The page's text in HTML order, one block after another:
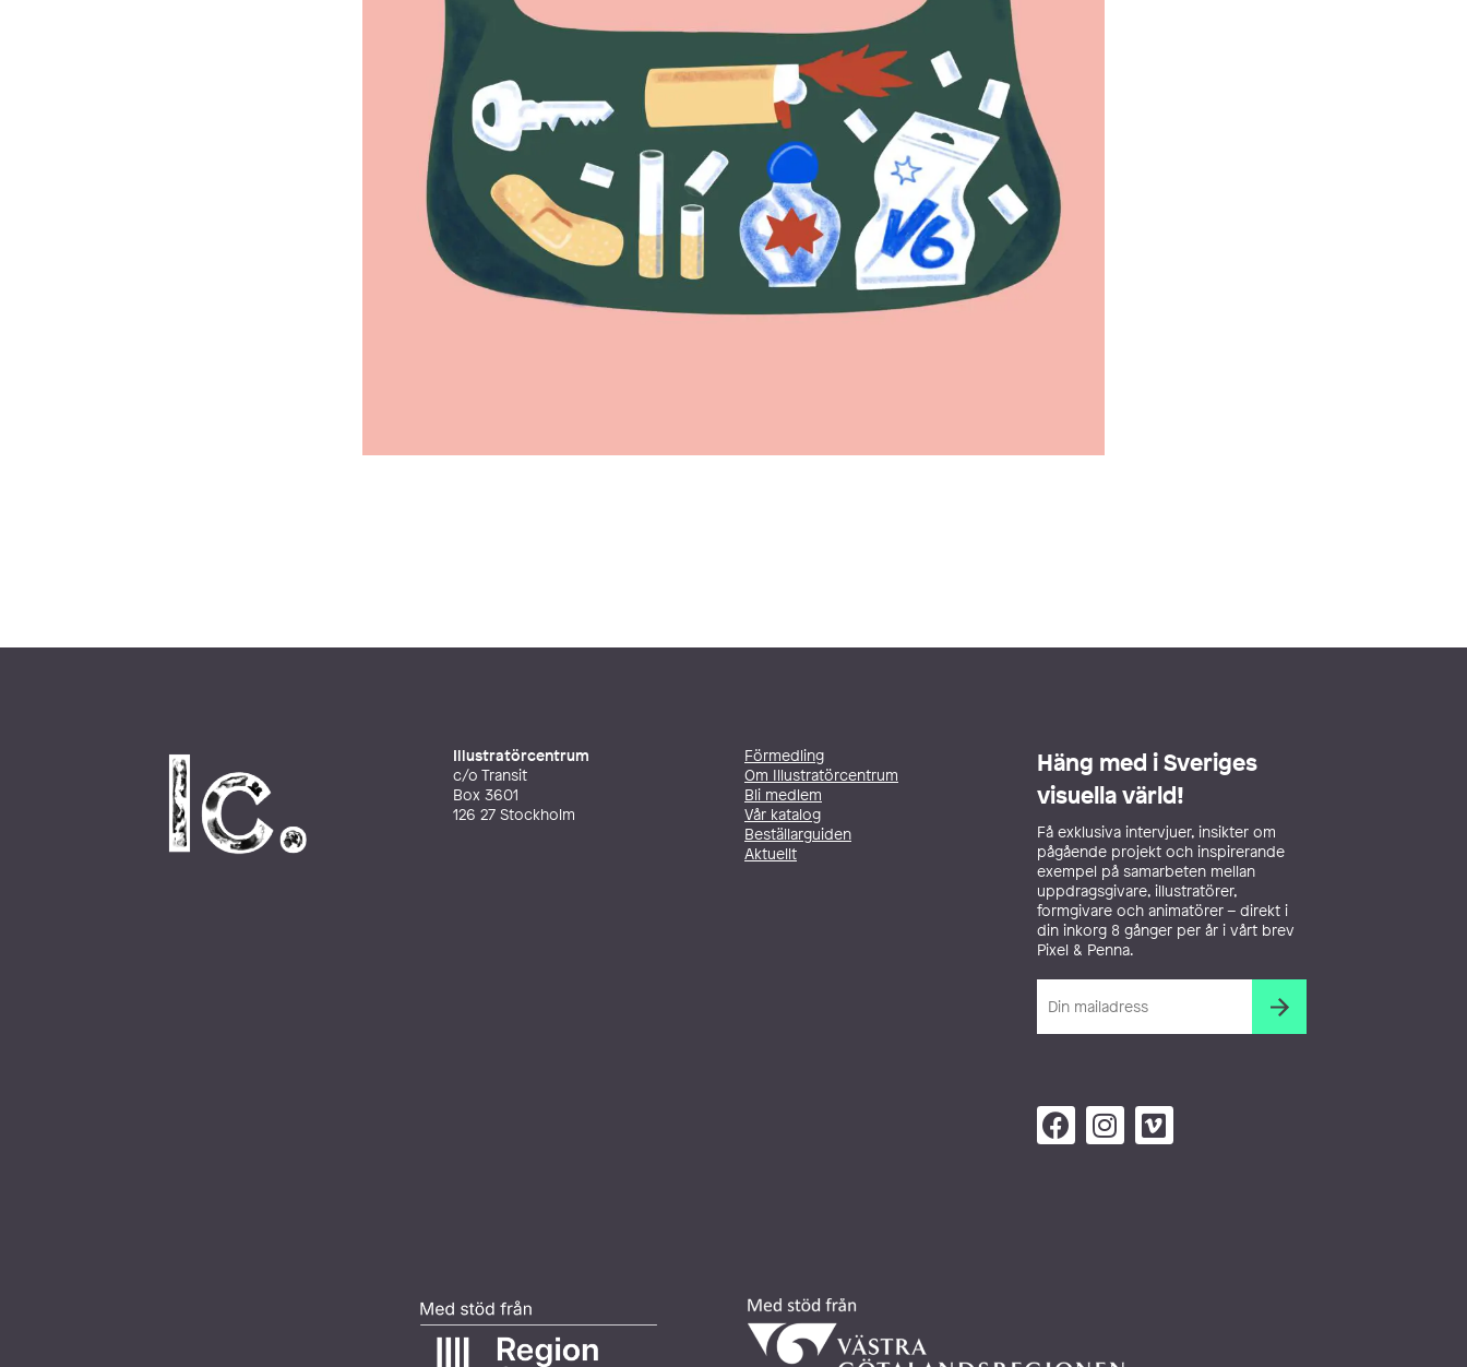
Illustratörcentrum
c/o Transit
Box 3601
126 27 Stockholm
Förmedling
Om Illustratörcentrum
Bli medlem
Vår katalog
Beställarguiden
Aktuellt
Häng med i Sveriges
visuella värld!
Få exklusiva intervjuer, insikter om
pågående projekt och inspirerande
exempel på samarbeten mellan
uppdragsgivare, illustratörer,
formgivare och animatörer – direkt i
din inkorg 8 gånger per år i vårt brev
Pixel & Penna.